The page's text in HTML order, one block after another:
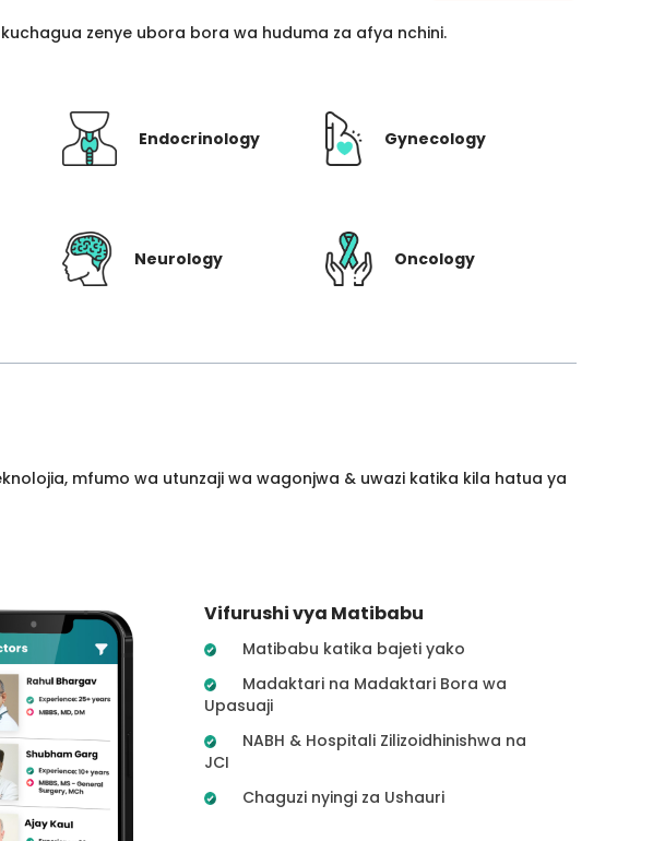
zenye ubora bora wa huduma za afya nchini.
Endocrinology Gynecology
Neurology Oncology
mfumo wa utunzaji wa wagonjwa & uwazi katika kila hatua ya
Vifurushi vya Matibabu
Matibabu katika bajeti yako
Madaktari na Madaktari Bora wa
Upasuaji
NABH & Hospitali Zilizoidhinishwa na
JCI
Chaguzi nyingi za Ushauri